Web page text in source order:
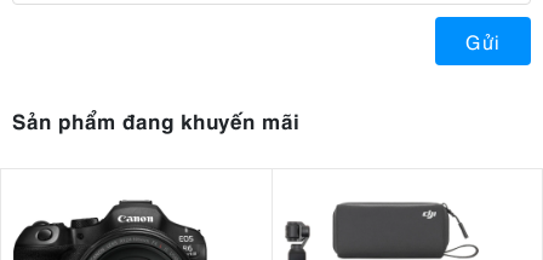
Gửi
Sản phẩm đang khuyến mãi